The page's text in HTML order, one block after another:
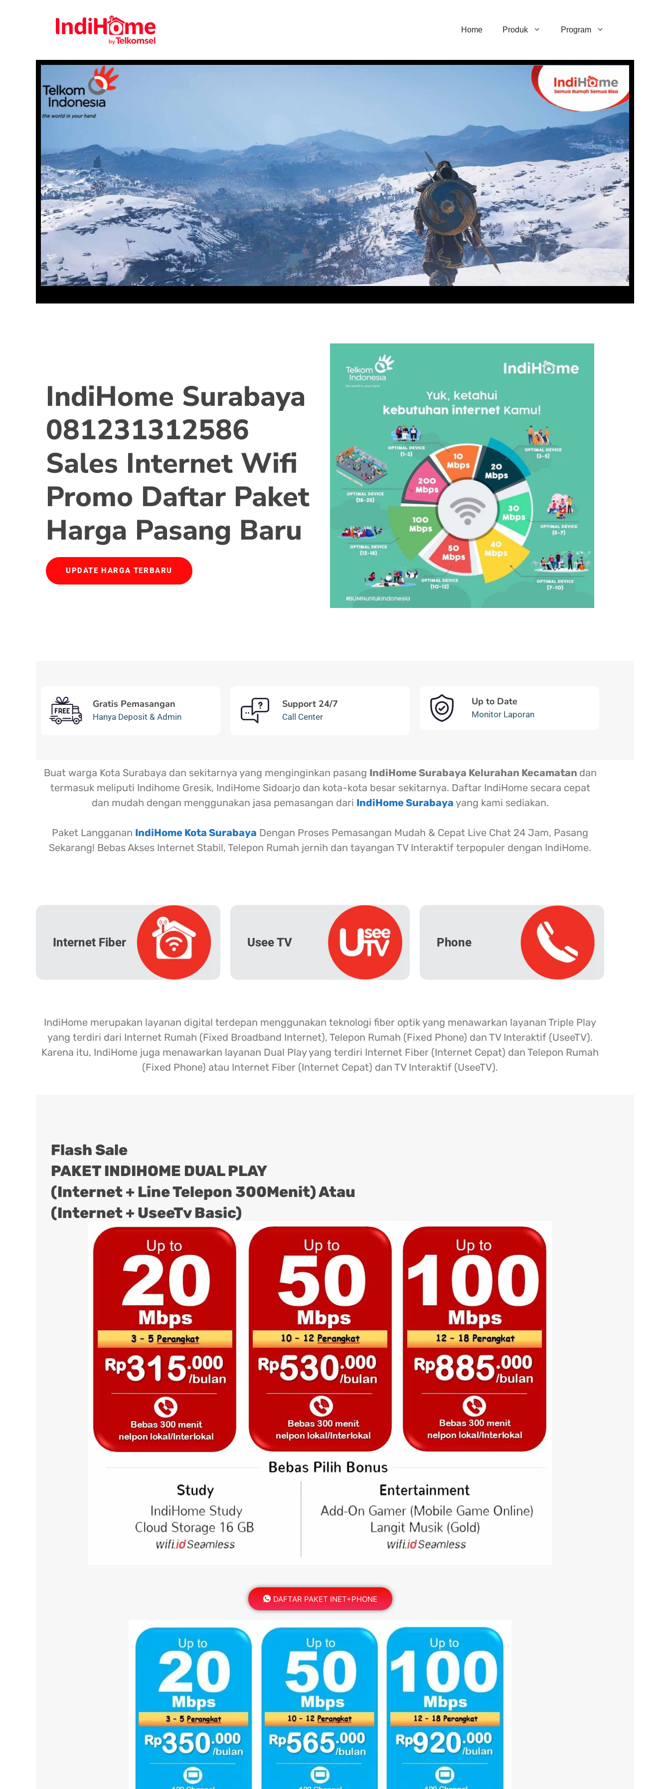
Home Produk Program
IndiHome Surabaya
081231312586
Sales Internet Wifi
Promo Daftar Paket
Harga Pasang Baru
UPDATE HARGA TERBARU
Gratis Pemasangan
Hanya Deposit & Admin
Support 24/7
Call Center
Up to Date
Monitor Laporan
Buat warga Kota Surabaya dan sekitarnya yang menginginkan pasang IndiHome Surabaya Kelurahan Kecamatan dan
termasuk meliputi Indihome Gresik, IndiHome Sidoarjo dan kota-kota besar sekitarnya. Daftar IndiHome secara cepat
dan mudah dengan menggunakan jasa pemasangan dari IndiHome Surabaya yang kami sediakan.
Paket Langganan IndiHome Kota Surabaya Dengan Proses Pemasangan Mudah & Cepat Live Chat 24 Jam, Pasang
Sekarang! Bebas Akses Internet Stabil, Telepon Rumah jernih dan tayangan TV Interaktif terpopuler dengan IndiHome.
Internet Fiber Usee TV Phone
IndiHome merupakan layanan digital terdepan menggunakan teknologi fiber optik yang menawarkan layanan Triple Play
yang terdiri dari Internet Rumah (Fixed Broadband Internet), Telepon Rumah (Fixed Phone) dan TV Interaktif (UseeTV).
Karena itu, IndiHome juga menawarkan layanan Dual Play yang terdiri Internet Fiber (Internet Cepat) dan Telepon Rumah
(Fixed Phone) atau Internet Fiber (Internet Cepat) dan TV Interaktif (UseeTV).
Flash Sale
PAKET INDIHOME DUAL PLAY
(Internet + Line Telepon 300Menit) Atau
(Internet + UseeTv Basic)
DAFTAR PAKET INET+PHONE